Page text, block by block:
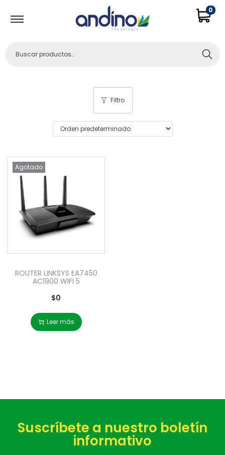
0
Buscar
Filtro
Agotado
ROUTER LINKSYS EA7450
AC1900 WIFI 5
$0
Leer más
Suscríbete a nuestro boletín
informativo